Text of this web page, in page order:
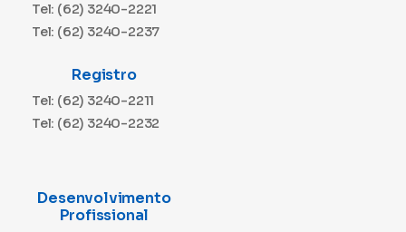
Tel: (62) 3240-2221
Tel: (62) 3240-2237
Registro
Tel: (62) 3240-2211
Tel: (62) 3240-2232
Desenvolvimento
Profissional